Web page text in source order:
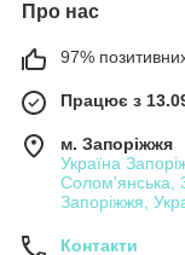
Про нас
97% позитивних
Працює з
м. Запоріжжя
Україна
Солом'янська,
Запоріжжя,
Контакти